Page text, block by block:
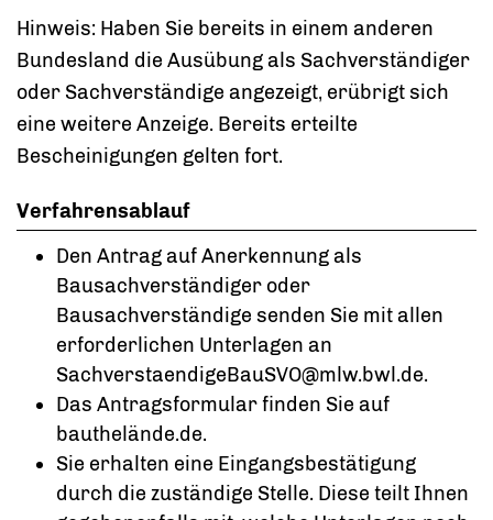
Hinweis: Haben Sie bereits in einem anderen
Bundesland die Ausübung als Sachverständiger
oder Sachverständige angezeigt, erübrigt sich
eine weitere Anzeige. Bereits erteilte
Bescheinigungen gelten fort.
Verfahrensablauf
Den Antrag auf Anerkennung als
Bausachverständiger oder
Bausachverständige senden Sie mit allen
erforderlichen Unterlagen an
SachverstaendigeBauSVO@mlw.bwl.de.
Das Antragsformular finden Sie auf
bauthelände.de.
Sie erhalten eine Eingangsbestätigung
durch die zuständige Stelle. Diese teilt Ihnen